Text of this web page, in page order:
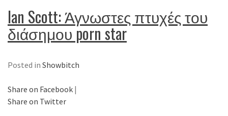
Ian Scott: Άγνωστες πτυχές του
διάσημου porn star
Posted in Showbitch
Share on Facebook |
Share on Twitter